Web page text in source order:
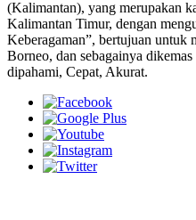
(Kalimantan), yang merupakan
Kalimantan Timur, dengan
Keberagaman”, bertujuan untuk
Borneo, dan sebagainya
dipahami, Cepat, Akurat.